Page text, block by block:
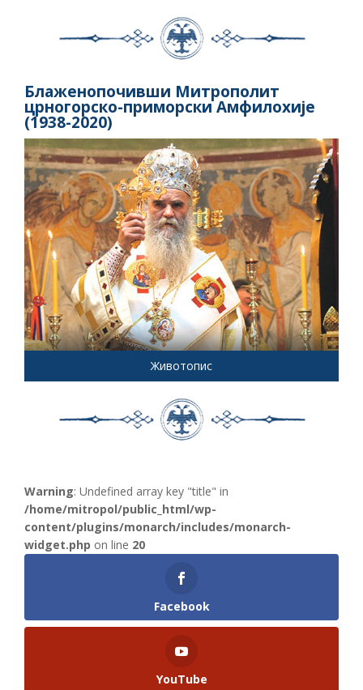
Блаженопочивши Митрополит
црногорско-приморски Амфилохије
(1938-2020)
Животопис
Warning: Undefined array key "title" in
/home/mitropol/public_html/wp-
content/plugins/monarch/includes/monarch-
widget.php on line 20
Facebook
YouTube